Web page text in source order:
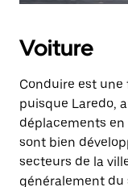
Voiture
Conduire est
puisque Laredo,
déplacements en
sont bien
secteurs de la
généralement du